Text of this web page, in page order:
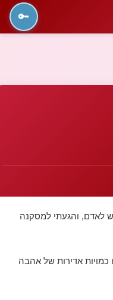
🔑
לאדם, והגעתי למסקנה
כמויות אדירות של אהבה